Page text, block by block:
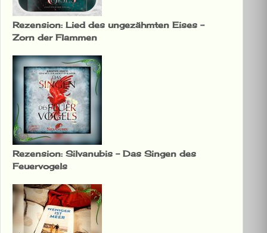
Rezension: Lied des ungezähmten Eises –
Zorn der Flammen
Rezension: Silvanubis – Das Singen des
Feuervogels